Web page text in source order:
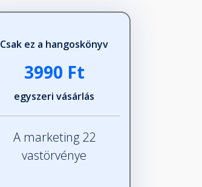
Csak ez a hangoskönyv
3990 Ft
egyszeri vásárlás
A marketing 22
vastörvénye